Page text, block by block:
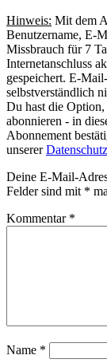
Hinweis: Mit dem
Benutzername, E-
Missbrauch für 7
Internetanschluss
gespeichert. E-
selbstverständlich
Du hast die
abonnieren - in
Abonnement
unserer
Deine E-Mail-
Felder sind mit *
Kommentar *
Name *